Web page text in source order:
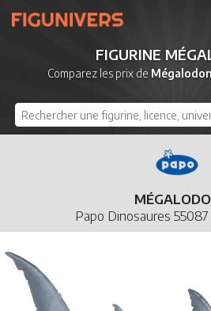
UNIVERS
LICENCES
DERNIERS
FIGURINE
Comparez les prix de Mégalodon
Papo Dinosaures